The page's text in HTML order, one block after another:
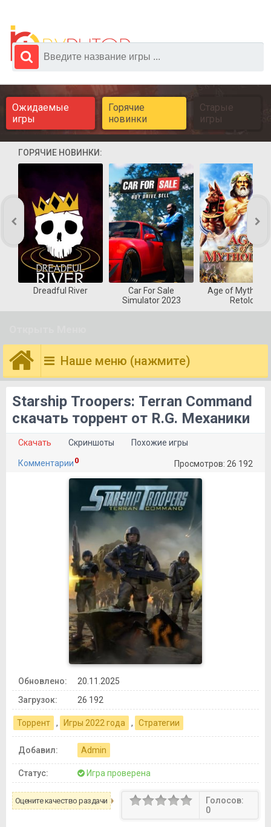
Ожидаемые
игры
Горячие
новинки
Старые
игры
ГОРЯЧИЕ НОВИНКИ:
Dreadful River
Car For Sale
Simulator 2023
Age of
Retold
Наше меню (нажмите)
Starship Troopers: Terran Command
скачать торрент от R.G. Механики
Скачать Скриншоты Похожие игры
Комментарии 0 Просмотров: 26 192
Обновлено:
20.11.2025
Загрузок:
26 192
Торрент , Игры 2022 года , Стратегии
Добавил: Admin
Статус: Игра проверена
Оцените качество раздачи
Голосов:
0